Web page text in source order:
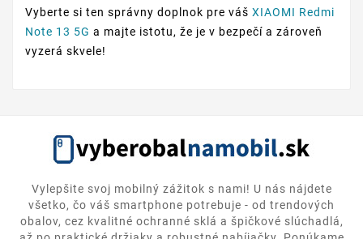
Vyberte si ten správny doplnok pre váš XIAOMI Redmi
Note 13 5G a majte istotu, že je v bezpečí a zároveň
vyzerá skvele!
Vylepšite svoj mobilný zážitok s nami! U nás nájdete
všetko, čo váš smartphone potrebuje - od trendových
obalov, cez kvalitné ochranné sklá a špičkové slúchadlá,